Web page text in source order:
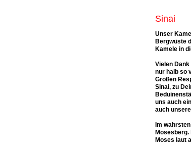
Sinai
Unser
Bergwüste
Kamele in
Vielen
nur halb so
Großen
Sinai, zu
uns auch
auch
Im
Moses laut